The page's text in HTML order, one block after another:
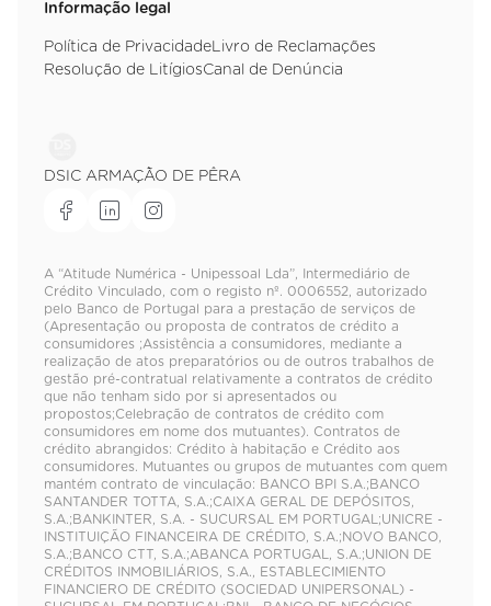
Informação legal
Política de PrivacidadeLivro de Reclamações
Resolução de LitígiosCanal de Denúncia
DSIC ARMAÇÃO DE PÊRA
A “Atitude Numérica - Unipessoal Lda”, Intermediário de
Crédito Vinculado, com o registo nº. 0006552, autorizado
pelo Banco de Portugal para a prestação de serviços de
(Apresentação ou proposta de contratos de crédito a
consumidores ;Assistência a consumidores, mediante a
realização de atos preparatórios ou de outros trabalhos de
gestão pré-contratual relativamente a contratos de crédito
que não tenham sido por si apresentados ou
propostos;Celebração de contratos de crédito com
consumidores em nome dos mutuantes). Contratos de
crédito abrangidos: Crédito à habitação e Crédito aos
consumidores. Mutuantes ou grupos de mutuantes com quem
mantém contrato de vinculação: BANCO BPI S.A.;BANCO
SANTANDER TOTTA, S.A.;CAIXA GERAL DE DEPÓSITOS,
S.A.;BANKINTER, S.A. - SUCURSAL EM PORTUGAL;UNICRE -
INSTITUIÇÃO FINANCEIRA DE CRÉDITO, S.A.;NOVO BANCO,
S.A.;BANCO CTT, S.A.;ABANCA PORTUGAL, S.A.;UNION DE
CRÉDITOS INMOBILIÁRIOS, S.A., ESTABLECIMIENTO
FINANCIERO DE CRÉDITO (SOCIEDAD UNIPERSONAL) -